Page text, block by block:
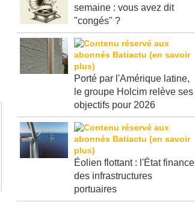
semaine : vous avez dit
"congés" ?
Porté par l'Amérique latine,
le groupe Holcim relève ses
objectifs pour 2026
Éolien flottant : l'État finance
des infrastructures
portuaires